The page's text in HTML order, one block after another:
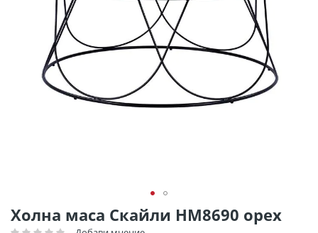
Холна маса Скайли HM8690 орех
Преминете
към